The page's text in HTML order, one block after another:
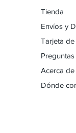
Tienda
Envíos y
Tarjeta
Acerca
Dónde